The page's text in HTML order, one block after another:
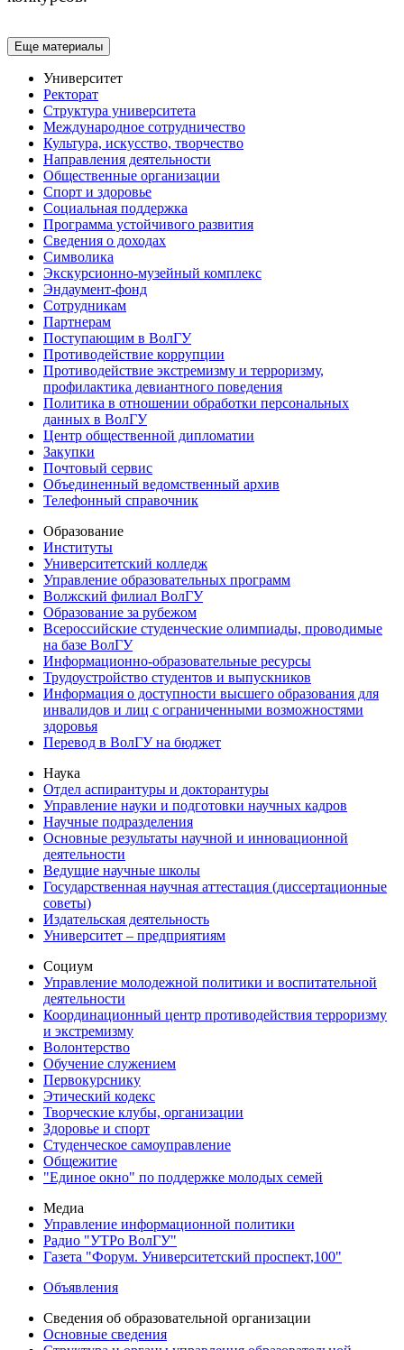
Еще материалы
Университет
Ректорат
Структура университета
Международное сотрудничество
Культура, искусство, творчество
Направления деятельности
Общественные организации
Спорт и здоровье
Социальная поддержка
Программа устойчивого развития
Сведения о доходах
Символика
Экскурсионно-музейный комплекс
Эндаумент-фонд
Сотрудникам
Партнерам
Поступающим в ВолГУ
Противодействие коррупции
Противодействие экстремизму и терроризму,
профилактика девиантного поведения
Политика в отношении обработки персональных
данных в ВолГУ
Центр общественной дипломатии
Закупки
Почтовый сервис
Объединенный ведомственный архив
Телефонный справочник
Образование
Институты
Университетский колледж
Управление образовательных программ
Волжский филиал ВолГУ
Образование за рубежом
Всероссийские студенческие олимпиады, проводимые
на базе ВолГУ
Информационно-образовательные ресурсы
Трудоустройство студентов и выпускников
Информация о доступности высшего образования для
инвалидов и лиц с ограниченными возможностями
здоровья
Перевод в ВолГУ на бюджет
Наука
Отдел аспирантуры и докторантуры
Управление науки и подготовки научных кадров
Научные подразделения
Основные результаты научной и инновационной
деятельности
Ведущие научные школы
Государственная научная аттестация (диссертационные
советы)
Издательская деятельность
Университет – предприятиям
Социум
Управление молодежной политики и воспитательной
деятельности
Координационный центр противодействия терроризму
и экстремизму
Волонтерство
Обучение служением
Первокурснику
Этический кодекс
Творческие клубы, организации
Здоровье и спорт
Студенческое самоуправление
Общежитие
"Единое окно" по поддержке молодых семей
Медиа
Управление информационной политики
Радио "УТРо ВолГУ"
Газета "Форум. Университетский проспект,100"
Объявления
Сведения об образовательной организации
Основные сведения